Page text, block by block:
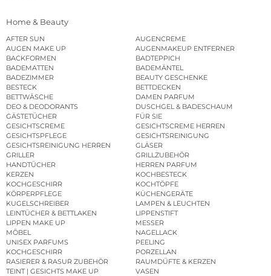
Home & Beauty
AFTER SUN
AUGENCREME
AUGEN MAKE UP
AUGENMAKEUP ENTFERNER
BACKFORMEN
BADTEPPICH
BADEMATTEN
BADEMÄNTEL
BADEZIMMER
BEAUTY GESCHENKE
BESTECK
BETTDECKEN
BETTWÄSCHE
DAMEN PARFUM
DEO & DEODORANTS
DUSCHGEL & BADESCHAUM
GÄSTETÜCHER
FÜR SIE
GESICHTSCREME
GESICHTSCREME HERREN
GESICHTSPFLEGE
GESICHTSREINIGUNG
GESICHTSREINIGUNG HERREN
GLÄSER
GRILLER
GRILLZUBEHÖR
HANDTÜCHER
HERREN PARFUM
KERZEN
KOCHBESTECK
KOCHGESCHIRR
KOCHTÖPFE
KÖRPERPFLEGE
KÜCHENGERÄTE
KUGELSCHREIBER
LAMPEN & LEUCHTEN
LEINTÜCHER & BETTLAKEN
LIPPENSTIFT
LIPPEN MAKE UP
MESSER
MÖBEL
NAGELLACK
UNISEX PARFUMS
PEELING
KOCHGESCHIRR
PORZELLAN
RASIERER & RASUR ZUBEHÖR
RAUMDÜFTE & KERZEN
TEINT | GESICHTS MAKE UP
VASEN